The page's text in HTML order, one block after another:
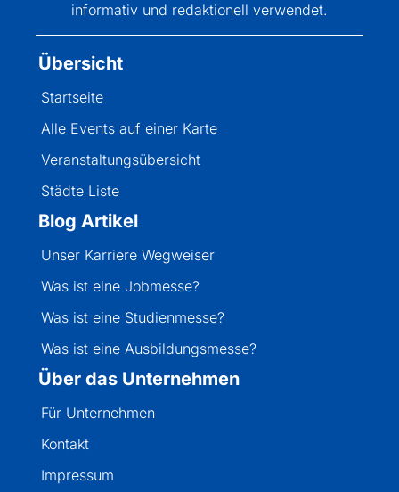
informativ und redaktionell verwendet.
Übersicht
Startseite
Alle Events auf einer Karte
Veranstaltungsübersicht
Städte Liste
Blog Artikel
Unser Karriere Wegweiser
Was ist eine Jobmesse?
Was ist eine Studienmesse?
Was ist eine Ausbildungsmesse?
Über das Unternehmen
Für Unternehmen
Kontakt
Impressum